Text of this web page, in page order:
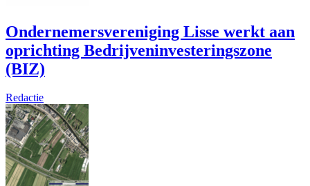
Ondernemersvereniging Lisse werkt aan
oprichting Bedrijveninvesteringszone
(BIZ)
Redactie